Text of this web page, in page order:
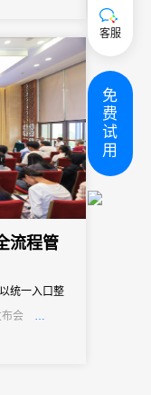
流程管
统一入口整
数据化支撑
会
客服
免
费
试
用